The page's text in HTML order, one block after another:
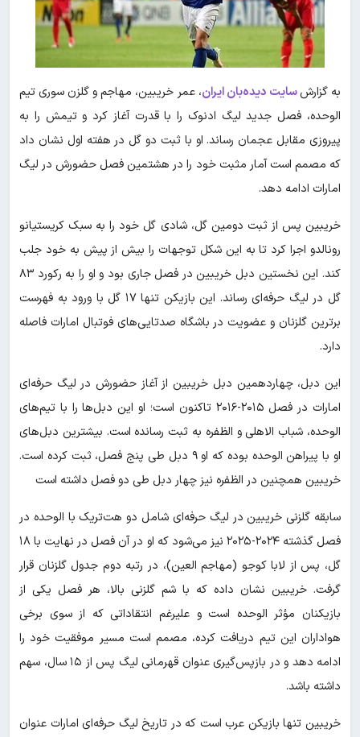
به گزارشسایت دیده‌بان ایران، عمر خریبین، مهاجم و گلزن سوری تیم
الوحده، فصل جدید لیگ ادنوک را با قدرت آغاز کرد و تیمش را به
پیروزی مقابل عجمان رساند. او با ثبت دو گل در هفته اول نشان داد
که مصمم است آمار مثبت خود را در هشتمین فصل حضورش در لیگ
امارات ادامه دهد.
خریبین پس از ثبت دومین گل، شادی گل خود را به سبک کریستیانو
رونالدو اجرا کرد تا به این شکل توجهات را بیش از پیش به خود جلب
کند. این نخستین دبل خریبین در فصل جاری بود و او را به رکورد ۸۳
گل در لیگ حرفه‌ای رساند. این بازیکن تنها ۱۷ گل با ورود به فهرست
برترین گلزنان و عضویت در باشگاه صدتایی‌های فوتبال امارات فاصله
دارد.
این دبل، چهاردهمین دبل خریبین از آغاز حضورش در لیگ حرفه‌ای
امارات در فصل ۲۰۱۵-۲۰۱۶ تاکنون است؛ او این دبل‌ها را با تیم‌های
الوحده، شباب الاهلی و الظفره به ثبت رسانده است. بیشترین دبل‌های
او با پیراهن الوحده بوده که او ۹ دبل طی پنج فصل، ثبت کرده است.
خریبین همچنین در الظفره نیز چهار دبل طی دو فصل داشته است
سابقه گلزنی خریبین در لیگ حرفه‌ای شامل دو هت‌تریک با الوحده در
فصل گذشته ۲۰۲۴-۲۰۲۵ نیز می‌شود که او در آن فصل در نهایت با ۱۸
گل، پس از لابا کوجو (مهاجم العین)، در رتبه دوم جدول گلزنان قرار
گرفت. خریبین نشان داده که با شم گلزنی بالا، هر فصل یکی از
بازیکنان مؤثر الوحده است و علیرغم انتقاداتی که از سوی برخی
هواداران این تیم دریافت کرده، مصمم است مسیر موفقیت خود را
ادامه دهد و در بازپس‌گیری عنوان قهرمانی لیگ پس از ۱۵ سال، سهم
داشته باشد.
خریبین تنها بازیکن عرب است که در تاریخ لیگ حرفه‌ای امارات عنوان